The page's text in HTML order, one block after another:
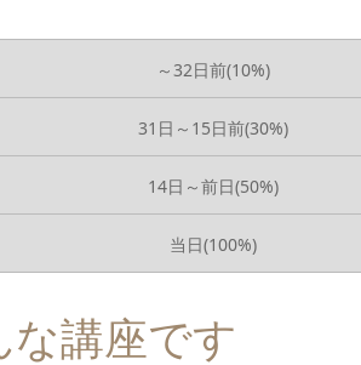
～32日前(10%)
31日～15日前(30%)
14日～前日(50%)
当日(100%)
な講座です